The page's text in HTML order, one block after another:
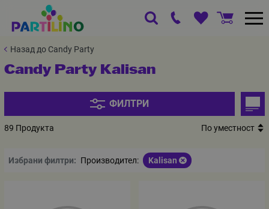
Назад до Candy Party
Candy Party Kalisan
ФИЛТРИ
89 Продукта По уместност
Избрани филтри: Производител: Kalisan